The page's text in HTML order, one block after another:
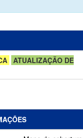
ATUALIZAÇÃO DE